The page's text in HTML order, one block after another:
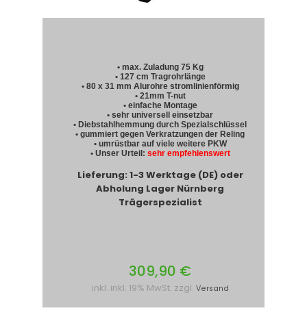
• max. Zuladung 75 Kg
• 127 cm Tragrohrlänge
• 80 x 31 mm Alurohre stromlinienförmig
• 21mm T-nut
• einfache Montage
• sehr universell einsetzbar
• Diebstahlhemmung durch Spezialschlüssel
• gummiert gegen Verkratzungen der Reling
• umrüstbar auf viele weitere PKW
• Unser Urteil: sehr empfehlenswert
Lieferung: 1-3 Werktage (DE) oder
Abholung Lager Nürnberg
Trägerspezialist
309,90 €
inkl. inkl. 19% MwSt. zzgl. Versand